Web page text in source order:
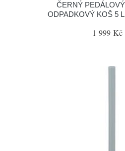
ČERNÝ
ODPADKOVÝ KOŠ 5
1 999 Kč